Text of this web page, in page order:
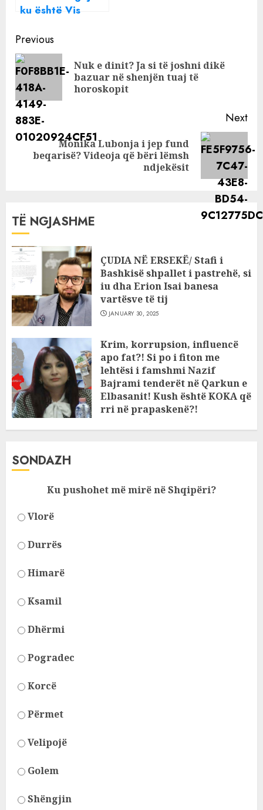
ku është Vis
Prokuroria merr
hapin e radhës
ndaj Jeton Lamit
Continue
Reading
Previous
Nuk e dinit? Ja si të joshni dikë
bazuar në shenjën tuaj të
horoskopit
Next
Next
Monika Lubonja i jep fund
beqarisë? Videoja që bëri lëmsh
ndjekësit
TË NGJASHME
ÇUDIA NË ERSEKË/ Stafi i
Bashkisë shpallet i pastrehë, si
iu dha Erion Isai banesa
vartësve të tij
JANUARY 30, 2025
Krim, korrupsion, influencë
apo fat?! Si po i fiton me
lehtësi i famshmi Nazif
Bajrami tenderët në Qarkun e
Elbasanit! Kush është KOKA që
rri në prapaskenë?!
SONDAZH
Ku pushohet më mirë në Shqipëri?
Vlorë
Durrës
Himarë
Ksamil
Dhërmi
Pogradec
Korcë
Përmet
Velipojë
Golem
Shëngjin